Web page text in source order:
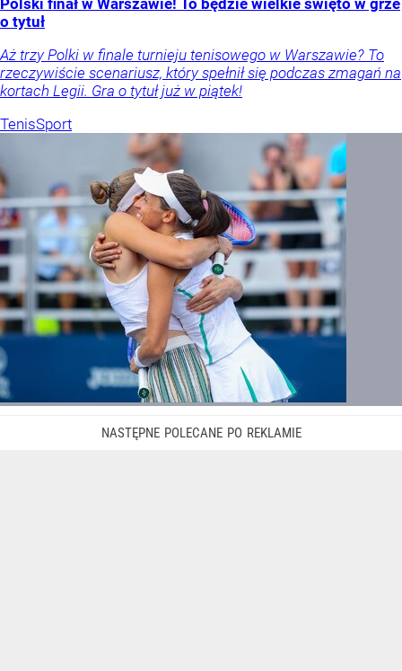
Polski finał w Warszawie! To będzie wielkie święto w grze
o tytuł
Aż trzy Polki w finale turnieju tenisowego w Warszawie? To
rzeczywiście scenariusz, który spełnił się podczas zmagań na
kortach Legii. Gra o tytuł już w piątek!
TenisSport